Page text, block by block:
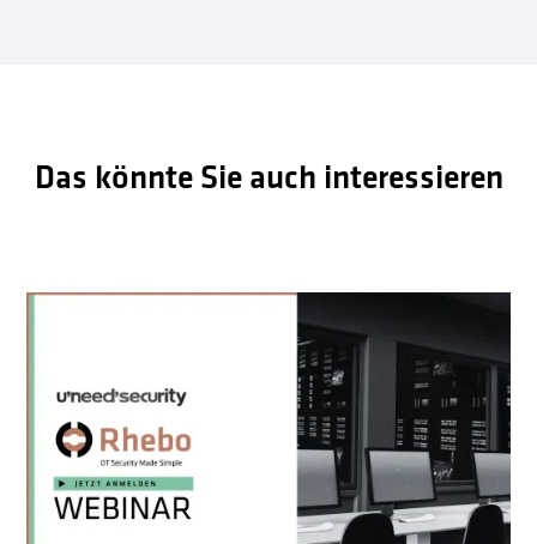
Das könnte Sie auch interessieren